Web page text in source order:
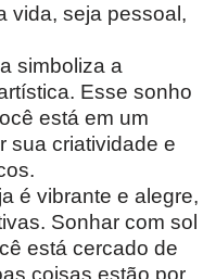
vida, seja pessoal,
simboliza a
Esse sonho
está em um
sua criatividade e
é vibrante e alegre,
Sonhar com sol
está cercado de
coisas estão por